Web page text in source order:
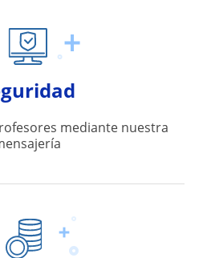
mediante nuestra